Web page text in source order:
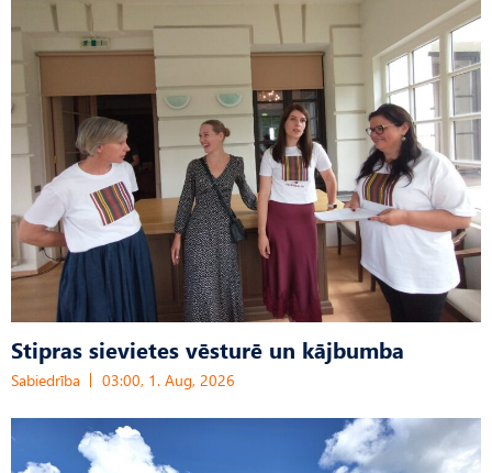
Stipras sievietes vēsturē un kājbumba
Sabiedrība 03:00, 1. Aug, 2026